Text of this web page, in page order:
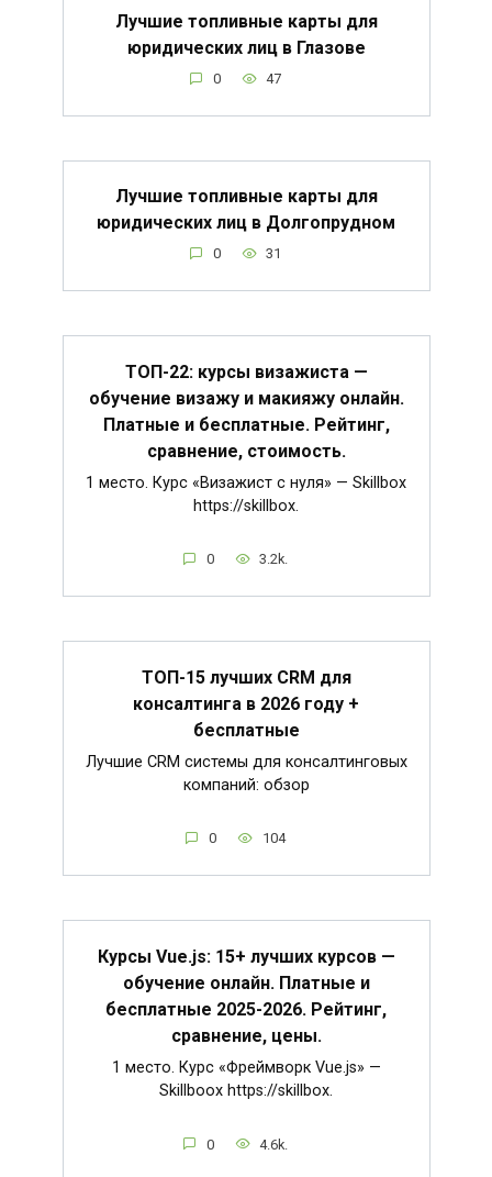
Лучшие топливные карты для
юридических лиц в Глазове
0 47
Лучшие топливные карты для
юридических лиц в Долгопрудном
0 31
ТОП-22: курсы визажиста —
обучение визажу и макияжу онлайн.
Платные и бесплатные. Рейтинг,
сравнение, стоимость.
1 место. Курс «Визажист с нуля» — Skillbox
https://skillbox.
0 3.2k.
ТОП-15 лучших CRM для
консалтинга в 2026 году +
бесплатные
Лучшие CRM системы для консалтинговых
компаний: обзор
0 104
Курсы Vue.js: 15+ лучших курсов —
обучение онлайн. Платные и
бесплатные 2025-2026. Рейтинг,
сравнение, цены.
1 место. Курс «Фреймворк Vue.js» —
Skillboox https://skillbox.
0 4.6k.